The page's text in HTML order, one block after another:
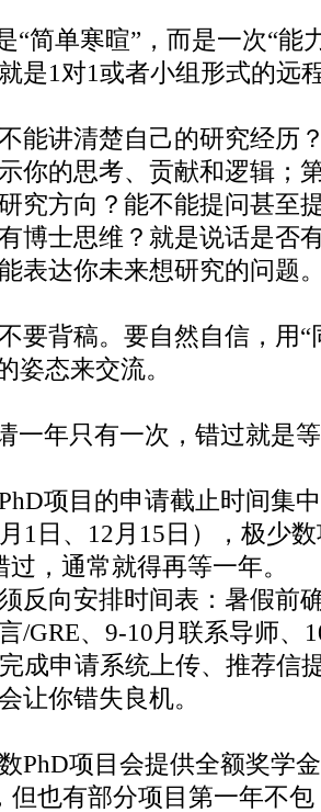
“简单寒暄”，而是一次“能
是1对1或者小组形式的远
能讲清楚自己的研究经历
你的思考、贡献和逻辑；
究方向？能不能提问甚至
博士思维？就是说话是否
表达你未来想研究的问题
要背稿。要自然自信，用“
姿态来交流。
一年只有一次，错过就是
项目的申请截止时间集
1日、12月15日），极少
，通常就得再等一年。
反向安排时间表：暑假前
/GRE、9-10月联系导师、
成申请系统上传、推荐信
让你错失良机。
PhD项目会提供全额奖学
但也有部分项目第一年不